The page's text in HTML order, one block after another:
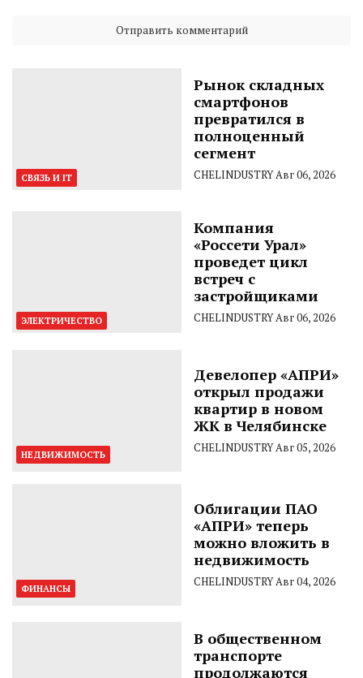
СВЯЗЬ И IT
Рынок складных
смартфонов
превратился в
полноценный
сегмент
CHELINDUSTRYАвг 06, 2026
ЭЛЕКТРИЧЕСТВО
Компания
«Россети Урал»
проведет цикл
встреч с
застройщиками
CHELINDUSTRYАвг 06, 2026
НЕДВИЖИМОСТЬ
Девелопер «АПРИ»
открыл продажи
квартир в новом
ЖК в Челябинске
CHELINDUSTRYАвг 05, 2026
ФИНАНСЫ
Облигации ПАО
«АПРИ» теперь
можно вложить в
недвижимость
CHELINDUSTRYАвг 04, 2026
В общественном
транспорте
продолжаются